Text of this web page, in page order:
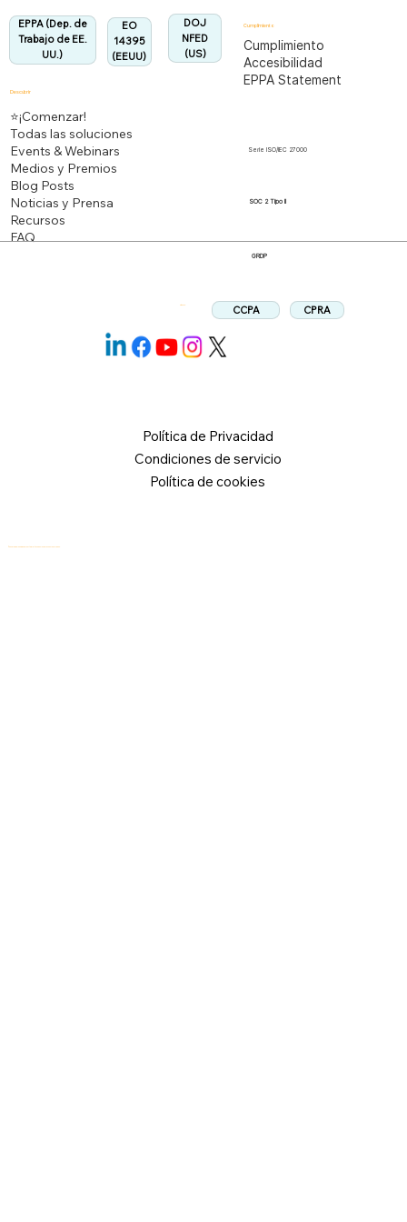
EO
14395
(EEUU)
EPPA (Dep. de
Trabajo de EE.
UU.)
DOJ
NFED
(US)
Descubrir
⭐¡Comenzar!
Todas las soluciones
Events & Webinars
Medios y Premios
Blog Posts
Noticias y Prensa
Recursos
FAQ
Cumplimiento
Cumplimiento
Accesibilidad
EPPA Statement
Serie ISO/IEC 27000
Política de Privacidad
Condiciones de servicio
Política de cookies
SOC 2 Tipo II
GRDP
CCPA CPRA